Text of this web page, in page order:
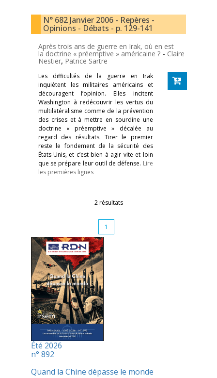
N° 682 Janvier 2006 - Repères -
Opinions - Débats - p. 129-141
Après trois ans de guerre en Irak, où en est
la doctrine « préemptive » américaine ? - Claire
Nestier, Patrice Sartre
Les difficultés de la guerre en Irak
inquiètent les militaires américains et
découragent l’opinion. Elles incitent
Washington à redécouvrir les vertus du
multilatéralisme comme de la prévention
des crises et à mettre en sourdine une
doctrine « préemptive » décalée au
regard des résultats. Tirer le premier
reste le fondement de la sécurité des
États-Unis, et c’est bien à agir vite et loin
que se prépare leur outil de défense. Lire
les premières lignes
2 résultats
1
Été 2026
n° 892
Quand la Chine dépasse le monde